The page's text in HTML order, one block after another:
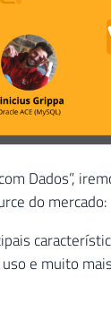
Dados”,
do mercado:
e muito